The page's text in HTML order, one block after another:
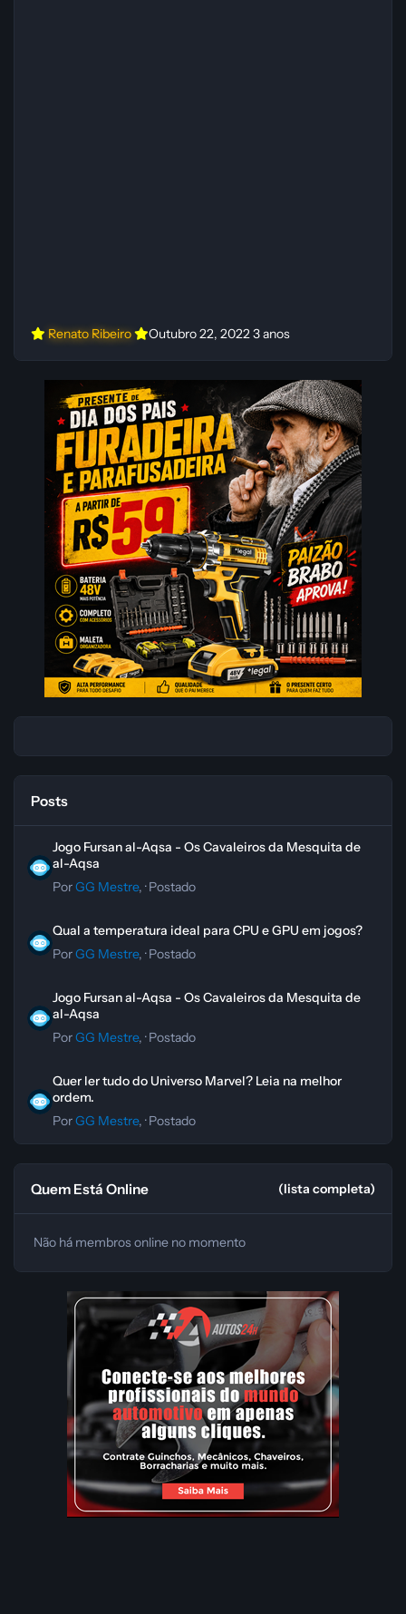
Renato Ribeiro Outubro 22, 20223 anos
Posts
Jogo Fursan al-Aqsa - Os Cavaleiros da Mesquita de
al-Aqsa
PorGG Mestre, ·Postado
Qual a temperatura ideal para CPU e GPU em jogos?
PorGG Mestre, ·Postado
Jogo Fursan al-Aqsa - Os Cavaleiros da Mesquita de
al-Aqsa
PorGG Mestre, ·Postado
Quer ler tudo do Universo Marvel? Leia na melhor
ordem.
PorGG Mestre, ·Postado
Quem Está Online (lista completa)
Não há membros online no momento